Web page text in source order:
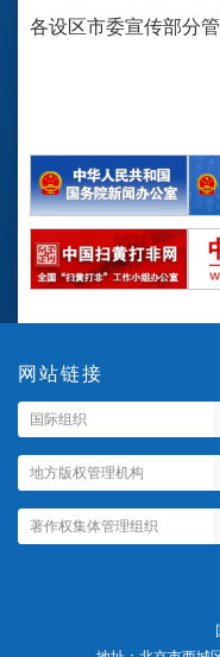
各设区市委宣传部分
网站链接